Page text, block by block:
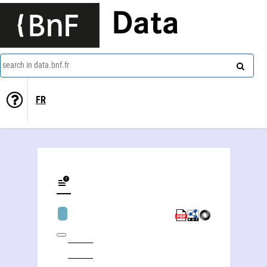
Data
search in data.bnf.fr
FR